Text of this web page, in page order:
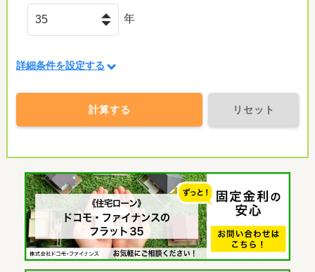
年
詳細条件を設定する
計算する リセット